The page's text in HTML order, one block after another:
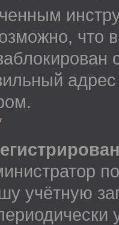
что
учётную